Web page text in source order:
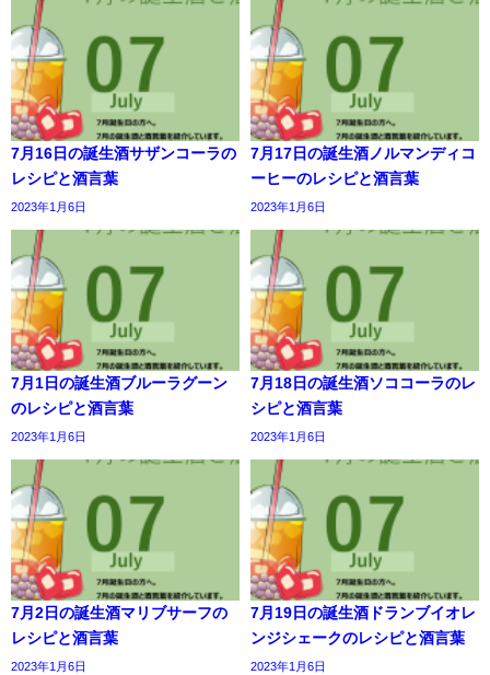
7月16日の誕生酒サザンコーラの
レシピと酒言葉
2023年1月6日
7月17日の誕生酒ノルマンディコ
ーヒーのレシピと酒言葉
2023年1月6日
7月1日の誕生酒ブルーラグーン
のレシピと酒言葉
2023年1月6日
7月18日の誕生酒ソココーラのレ
シピと酒言葉
2023年1月6日
7月2日の誕生酒マリブサーフの
レシピと酒言葉
2023年1月6日
7月19日の誕生酒ドランブイオレ
ンジシェークのレシピと酒言葉
2023年1月6日